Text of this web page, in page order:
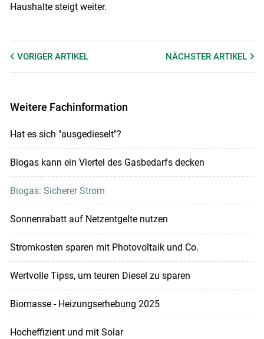
Haushalte steigt weiter.
VORIGER ARTIKEL NÄCHSTERARTIKEL
Weitere Fachinformation
Hat es sich "ausgedieselt"?
Biogas kann ein Viertel des Gasbedarfs decken
Biogas: Sicherer Strom
Sonnenrabatt auf Netzentgelte nutzen
Stromkosten sparen mit Photovoltaik und Co.
Wertvolle Tipss, um teuren Diesel zu sparen
Biomasse - Heizungserhebung 2025
Hocheffizient und mit Solar